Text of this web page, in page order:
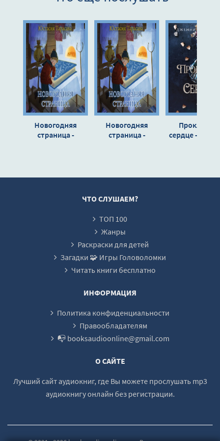
Новогодняя
страница -
Новогодняя
страница -
Проклятое
сердце -
ЧТО СЛУШАЕМ?
ТОП 100
Жанры
Раскраски для детей
Загадки 🧩 Игры Головоломки
Читать книги бесплатно
ИНФОРМАЦИЯ
Политика конфиденциальности
Правообладателям
📭 booksaudioonline@gmail.com
О САЙТЕ
Лучший сайт аудиокниг, где Вы можете прослушать mp3
аудиокнигу онлайн без регистрации.